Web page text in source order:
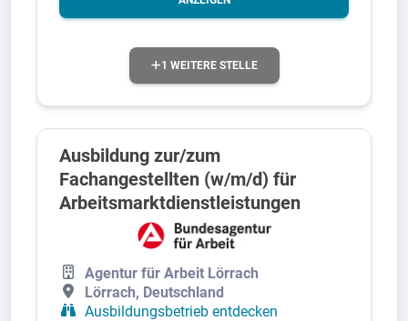
1 WEITERE STELLE
Ausbildung zur/zum
Fachangestellten (w/m/d) für
Arbeitsmarktdienstleistungen
Agentur für Arbeit Lörrach
Lörrach, Deutschland
Ausbildungsbetrieb entdecken